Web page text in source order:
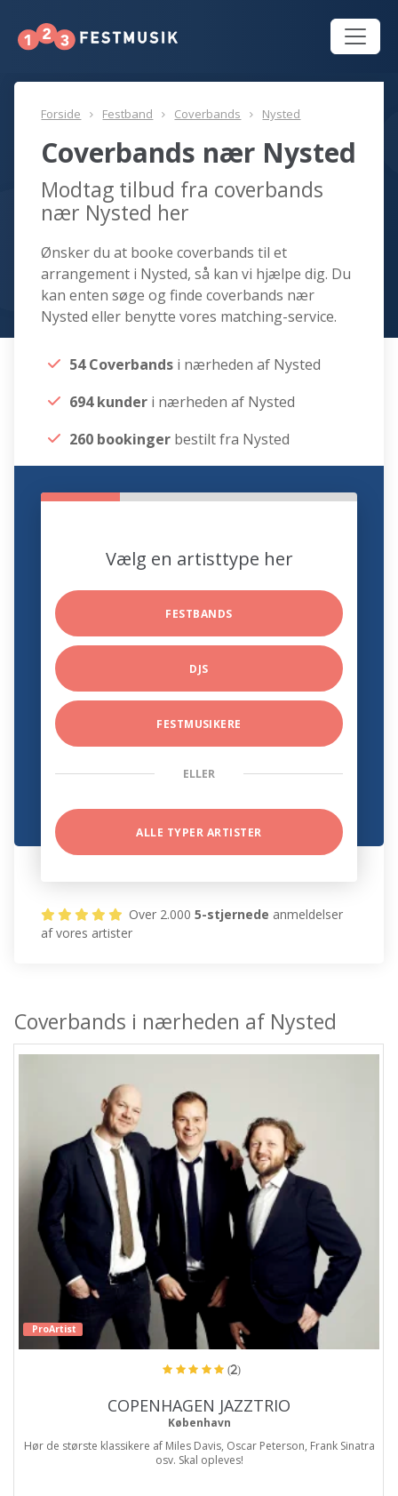
Forside Festband Coverbands Nysted
Coverbands nær Nysted
Modtag tilbud fra coverbands
nær Nysted her
Ønsker du at booke coverbands til et
arrangement i Nysted, så kan vi hjælpe dig. Du
kan enten søge og finde coverbands nær
Nysted eller benytte vores matching-service.
54 Coverbands i nærheden af Nysted
694 kunder i nærheden af Nysted
260 bookinger bestilt fra Nysted
Vælg en artisttype her
FESTBANDS
DJS
FESTMUSIKERE
ELLER
ALLE TYPER ARTISTER
Over 2.0005-stjernede anmeldelser
af vores artister
Coverbands i nærheden af Nysted
ProArtist
(2)
COPENHAGEN JAZZTRIO
København
Hør de største klassikere af Miles Davis, Oscar Peterson, Frank Sinatra
osv. Skal opleves!